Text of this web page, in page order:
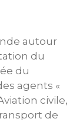
autour
du
du
agents «
civile,
de